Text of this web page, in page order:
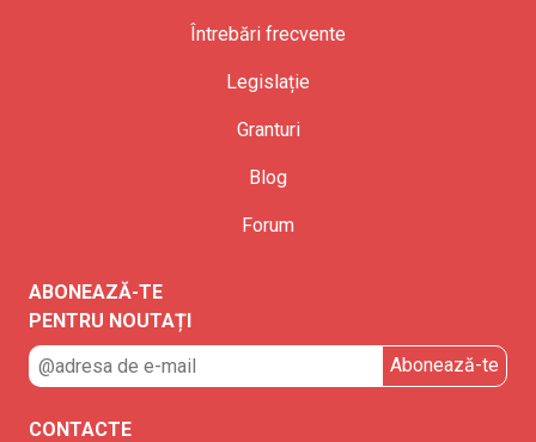
Întrebări frecvente
Legislație
Granturi
Blog
Forum
ABONEAZĂ-TE
PENTRU NOUTAȚI
CONTACTE